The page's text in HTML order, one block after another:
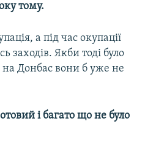
тому.
а під час окупації
заходів. Якби тоді було
на Донбас вони б уже не
і багато що не було